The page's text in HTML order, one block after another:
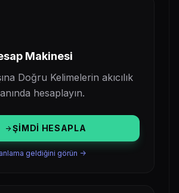
Makinesi
Doğru Kelimelerin akıcılık
hesaplayın.
arrow_forwardŞIMDI HESAPLA
anlama geldiğini görün ->